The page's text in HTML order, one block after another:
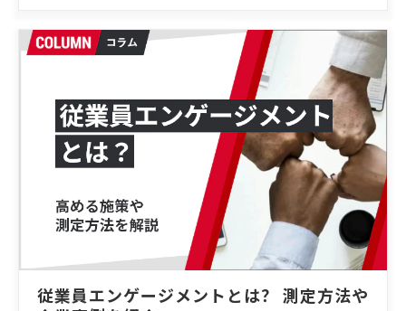
従業員エンゲージメントとは？ 測定方法や